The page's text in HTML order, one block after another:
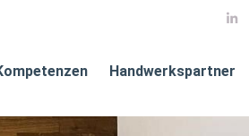
Handwerkspartner